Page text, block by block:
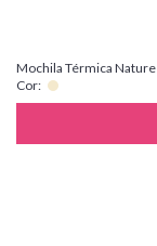
Mochila Térmica Nature
Cor: